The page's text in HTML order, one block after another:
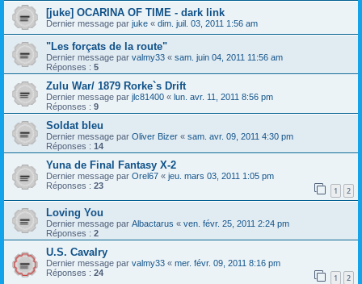
[juke] OCARINA OF TIME - dark link
Dernier message par juke « dim. juil. 03, 2011 1:56 am
"Les forçats de la route"
Dernier message par valmy33 « sam. juin 04, 2011 11:56 am
Réponses : 5
Zulu War/ 1879 Rorke`s Drift
Dernier message par jlc81400 « lun. avr. 11, 2011 8:56 pm
Réponses : 9
Soldat bleu
Dernier message par Oliver Bizer « sam. avr. 09, 2011 4:30 pm
Réponses : 14
Yuna de Final Fantasy X-2
Dernier message par Orel67 « jeu. mars 03, 2011 1:05 pm
Réponses : 23 1 2
Loving You
Dernier message par Albactarus « ven. févr. 25, 2011 2:24 pm
Réponses : 2
U.S. Cavalry
Dernier message par valmy33 « mer. févr. 09, 2011 8:16 pm
Réponses : 24 1 2